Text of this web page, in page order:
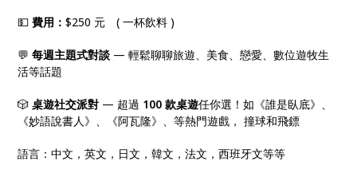
💵費用：$250 元 ( 一杯飲料 )
💬每週主題式對談 — 輕鬆聊聊旅遊、美食、戀愛、數位遊牧生
活等話題
🎲桌遊社交派對 — 超過 100 款桌遊任你選！如《誰是臥底》、
《妙語說書人》、《阿瓦隆》、等熱門遊戲， 撞球和飛鏢
語言：中文，英文，日文，韓文，法文，西班牙文等等